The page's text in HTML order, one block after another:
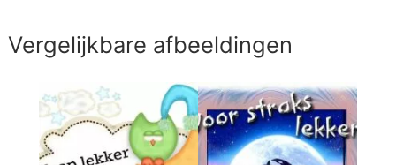
Vergelijkbare afbeeldingen